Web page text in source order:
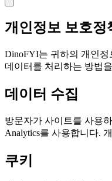
개인정보 보호정
DinoFYI는 귀하의 개인정
데이터를 처리하는 방법
데이터 수집
방문자가 사이트를 사용
Analytics를 사용합니다.
쿠키